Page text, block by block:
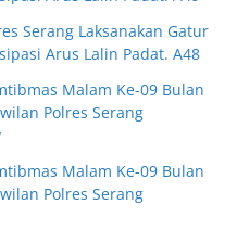
Serang Laksanakan Gatur
Arus Lalin Padat. A48
Malam Ke-09 Bulan
Polres Serang
Malam Ke-09 Bulan
Polres Serang